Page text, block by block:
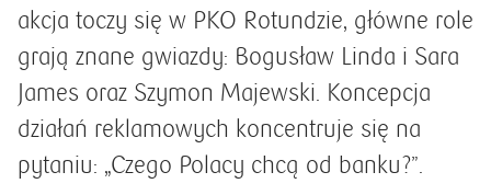
akcja toczy się w PKO Rotundzie, główne role
grają znane gwiazdy: Bogusław Linda i Sara
James oraz Szymon Majewski. Koncepcja
działań reklamowych koncentruje się na
pytaniu: „Czego Polacy chcą od banku?”.